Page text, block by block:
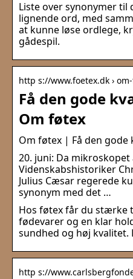
Liste over synonymer til
lignende ord, med
at kunne løse ordlege,
gådespil.
http s://www.foetex.dk ›
Få den gode
Om føtex
Om føtex | Få den gode
20. juni: Da mikroskopet
Videnskabshistoriker
Julius Cæsar regerede
synonym med det …
Hos føtex får du stærke
fødevarer og en klar
sundhed og høj
http s://